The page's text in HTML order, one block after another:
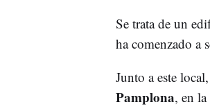
Se trata de un
ha comenzado a
Junto a este local,
Pamplona, en